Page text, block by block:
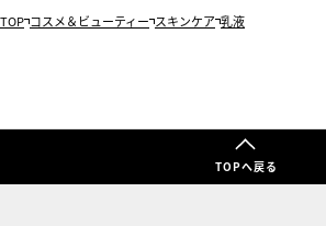
TOP コスメ＆ビューティー スキンケア 乳液
TOPへ戻る